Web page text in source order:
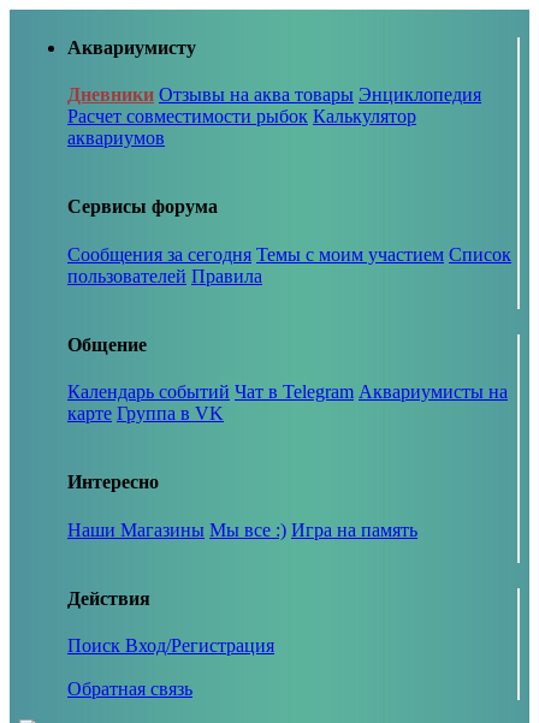
Аквариумисту
Дневники Отзывы на аква товары Энциклопедия
Расчет совместимости рыбок Калькулятор
аквариумов
Сервисы форума
Сообщения за сегодня Темы с моим участием Список
пользователей Правила
Общение
Календарь событий Чат в Telegram Аквариумисты на
карте Группа в VK
Интересно
Наши Магазины Мы все :) Игра на память
Действия
Поиск Вход/Регистрация
Обратная связь